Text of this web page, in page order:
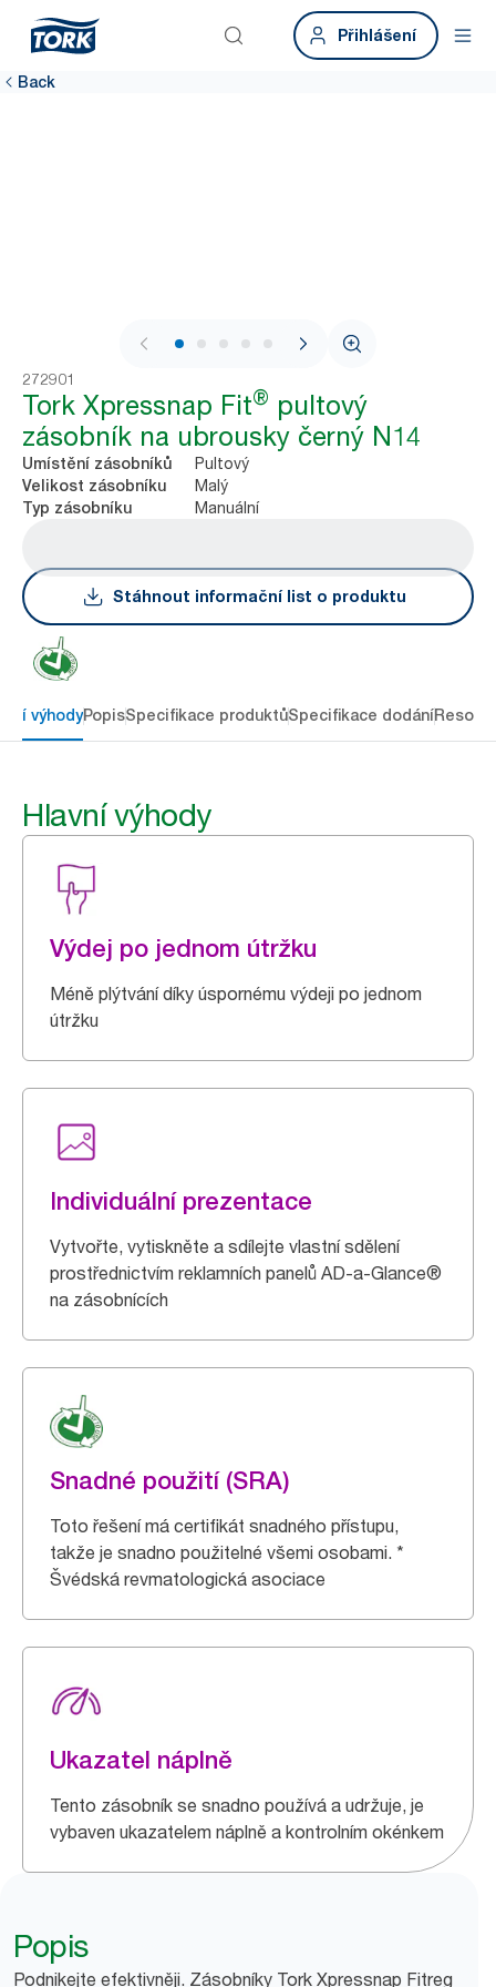
Přihlášení
Back
1 / 6
272901
Tork Xpressnap Fit® pultový
zásobník na ubrousky černý N14
Umístění zásobníků Pultový
Velikost zásobníku Malý
Typ zásobníku Manuální
Stáhnout informační list o produktu
výhodyPopisSpecifikace produktůSpecifikace dodání
Hlavní výhody
Výdej po jednom útržku
Méně plýtvání díky úspornému výdeji po jednom
útržku
Individuální prezentace
Vytvořte, vytiskněte a sdílejte vlastní sdělení
prostřednictvím reklamních panelů AD-a-Glance®
na zásobnících
Snadné použití (SRA)
Toto řešení má certifikát snadného přístupu,
takže je snadno použitelné všemi osobami. *
Švédská revmatologická asociace
Ukazatel náplně
Tento zásobník se snadno používá a udržuje, je
vybaven ukazatelem náplně a kontrolním okénkem
Popis
Podnikejte efektivněji. Zásobníky Tork Xpressnap Fitreg